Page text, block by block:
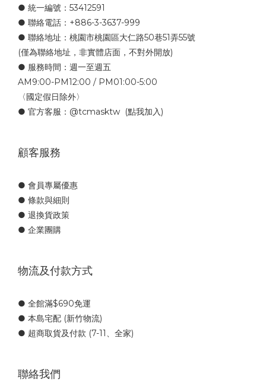
● 統一編號：53412591
● 聯絡電話：+886-3-3637-999
● 聯絡地址：桃園市桃園區大仁路50巷51弄55號
(僅為聯絡地址，非實體店面，不對外開放)
● 服務時間：週一至週五
AM9:00-PM12:00 / PM01:00-5:00
〈國定假日除外〉
● 官方客服： @tcmasktw (點我加入)
顧客服務
● 會員專屬優惠
● 條款與細則
● 退換貨政策
● 企業團購
物流及付款方式
● 全館滿$690免運
● 本島宅配 (新竹物流)
● 超商取貨及付款 (7-11、全家)
聯絡我們